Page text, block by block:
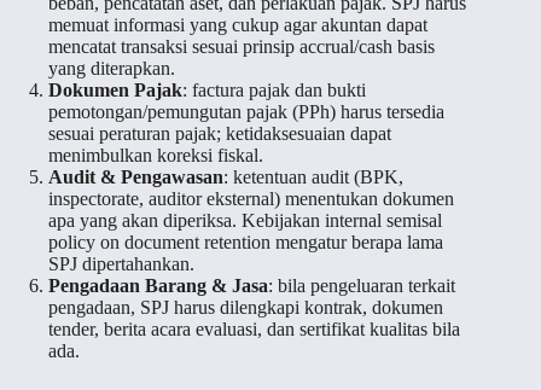
memuat informasi yang cukup agar akuntan dapat
mencatat transaksi sesuai prinsip accrual/cash basis
yang diterapkan.
Dokumen Pajak: factura pajak dan bukti
pemotongan/pemungutan pajak (PPh) harus tersedia
sesuai peraturan pajak; ketidaksesuaian dapat
menimbulkan koreksi fiskal.
Audit & Pengawasan: ketentuan audit (BPK,
inspectorate, auditor eksternal) menentukan dokumen
apa yang akan diperiksa. Kebijakan internal semisal
policy on document retention mengatur berapa lama
SPJ dipertahankan.
Pengadaan Barang & Jasa: bila pengeluaran terkait
pengadaan, SPJ harus dilengkapi kontrak, dokumen
tender, berita acara evaluasi, dan sertifikat kualitas bila
ada.